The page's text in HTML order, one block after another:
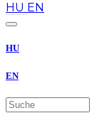
HU EN
HU
EN